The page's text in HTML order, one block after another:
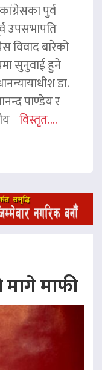
पुर्व
उपसभापति
विवाद बारेको
सुनुवाई हुने
डा.
पाण्डेय र
विस्तृत....
माफी